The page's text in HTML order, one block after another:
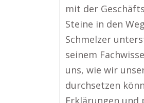
mit der
Steine in den
Schmelzer
seinem
uns, wie wir
durchsetzen
Erklärungen und